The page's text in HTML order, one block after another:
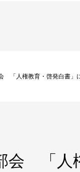
「人権教育・啓発白書」
会 「人